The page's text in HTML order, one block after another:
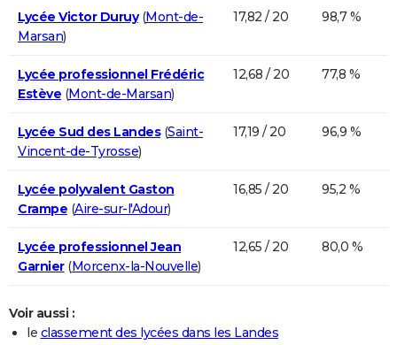
Lycée Victor Duruy(Mont-de-
Marsan)
17,82 / 20 98,7 %
Lycée professionnel Frédéric
Estève (Mont-de-Marsan)
12,68 / 20 77,8 %
Lycée Sud des Landes(Saint-
Vincent-de-Tyrosse)
17,19 / 20 96,9 %
Lycée polyvalent Gaston
Crampe (Aire-sur-l'Adour)
16,85 / 20 95,2 %
Lycée professionnel Jean
Garnier(Morcenx-la-Nouvelle)
12,65 / 20 80,0 %
Voir aussi :
le classement des lycées dans les Landes